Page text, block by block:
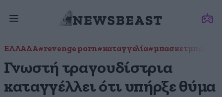
ΕΛΛΑΔΑ#revenge porn#καταγγελία
Γνωστή τραγουδίστρια
καταγγέλλει ότι υπήρξε θύμα